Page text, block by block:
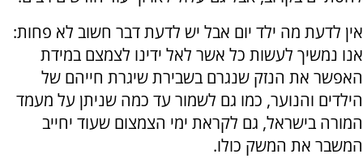
אין לדעת מה ילד יום אבל יש לדעת דבר חשוב לא פחות:
אנו נמשיך לעשות כל אשר לאל ידינו לצמצם במידת
האפשר את הנזק שנגרם בשבירת שיגרת חייהם של
הילדים והנוער, כמו גם לשמור עד כמה שניתן על מעמד
המורה בישראל, גם לקראת ימי הצמצום שעוד יחייב
המשבר את המשק כולו.